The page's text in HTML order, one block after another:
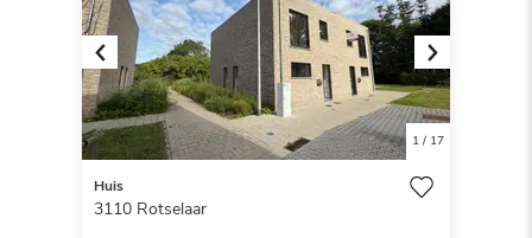
Previous Next
1/ 17
Huis
3110 Rotselaar